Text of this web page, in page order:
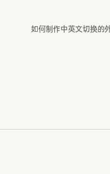
如何制作中英文切换的